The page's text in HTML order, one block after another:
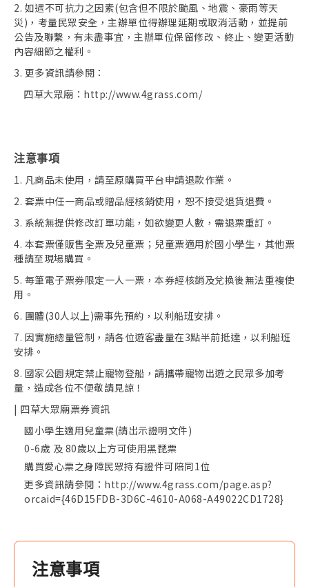
2. 如遇不可抗力之因素(包含但不限於颱風、地震、豪雨等天
災)，考量民眾安全，主辦單位得辦理延期或取消活動，並提前
公告及聯繫，有未盡事宜，主辦單位保留修改、終止、變更活動
內容細節之權利。
3. 更多資訊請參閱：
四草大眾廟：http://www.4grass.com/
注意事項
1. 凡商品未使用，請至原購買平台申請退款作業。
2. 套票中任一商品或贈品經核銷使用，恕不接受退貨退費。
3. 系統無提供修改訂單功能，如欲變更人數，需退票重訂。
4. 本套票僅販售全票及兒童票；兒童票適用於國小學生，其他票
種請至現場購買。
5. 每筆電子票券限定一人一票，本券經核銷及兌換後無法重複使
用。
6. 團體(30人以上)需事先預約，以利船班安排。
7. 因實施總量管制，請各位遊客盡量在3點半前抵達，以利船班
安排。
8. 國家公園規定禁止寵物登船，請攜帶寵物出遊之民眾多加考
量，造成各位不便敬請見諒！
| 四草大眾廟票券資訊
國小學生適用兒童票(請出示證明文件)
0-6歲 及 80歲以上方可使用黑琵票
購買愛心票之身障民眾持有證件可陪同1位
更多資訊請參閱：http://www.4grass.com/page.asp?
orcaid={46D15FDB-3D6C-4610-A068-A49022CD1728}
注意事項